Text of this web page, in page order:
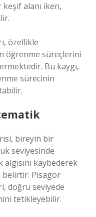
alanı iken,
özellikle
öğrenme süreçlerini
Bu kaygı,
sürecinin
bireyin bir
seviyesinde
algısını kaybederek
belirtir. Pisagor
doğru seviyede
tetikleyebilir.